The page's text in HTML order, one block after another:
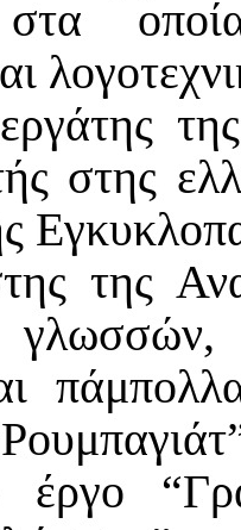
στα
στης
της
έργο